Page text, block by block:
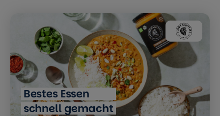
Bestes Essen
schnell gemacht